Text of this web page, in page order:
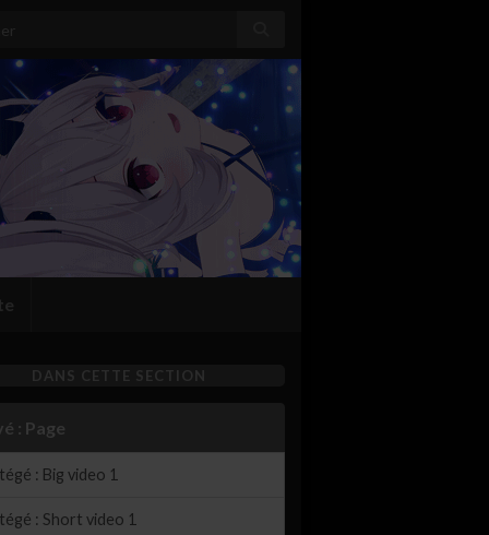
DANS CETTE SECTION
: Page
: Big video 1
: Short video 1